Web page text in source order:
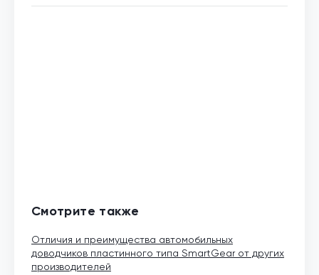
Смотрите также
Отличия и преимущества автомобильных
доводчиков пластинного типа SmartGear от других
производителей